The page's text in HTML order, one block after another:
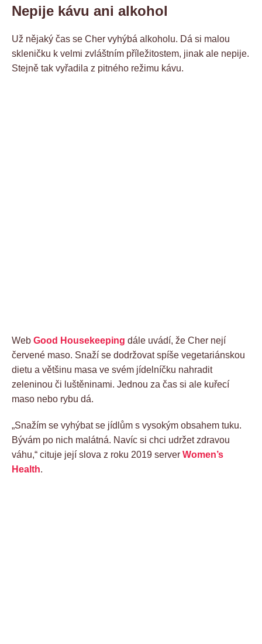
Nepije kávu ani alkohol
Už nějaký čas se Cher vyhýbá alkoholu. Dá si malou
skleničku k velmi zvláštním příležitostem, jinak ale nepije.
Stejně tak vyřadila z pitného režimu kávu.
Web Good Housekeeping dále uvádí, že Cher nejí
červené maso. Snaží se dodržovat spíše vegetariánskou
dietu a většinu masa ve svém jídelníčku nahradit
zeleninou či luštěninami. Jednou za čas si ale kuřecí
maso nebo rybu dá.
„Snažím se vyhýbat se jídlům s vysokým obsahem tuku.
Bývám po nich malátná. Navíc si chci udržet zdravou
váhu,“ cituje její slova z roku 2019 server Women’s
Health.